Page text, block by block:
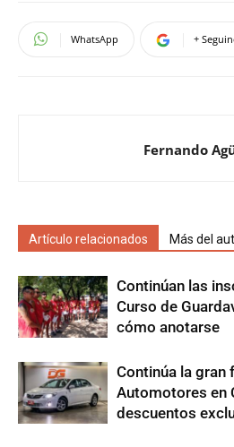
WhatsApp +
Fernando
Artículo relacionados Más del
Continúan las
Curso de
cómo anotarse
Continúa la gran
Automotores en
descuentos